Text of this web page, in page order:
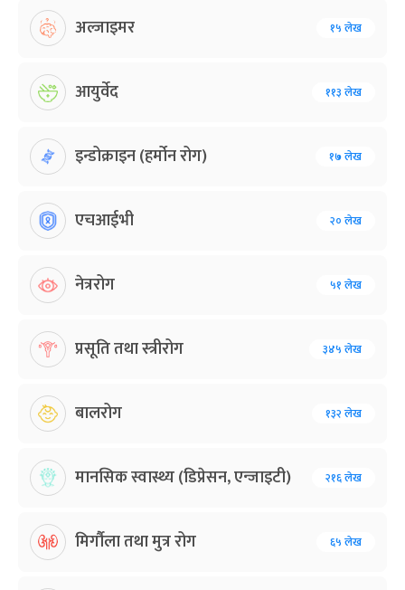
अल्जाइमर १५ लेख
आयुर्वेद ११३ लेख
इन्डोक्राइन (हर्मोन रोग) १७ लेख
एचआईभी २० लेख
नेत्ररोग ५१ लेख
प्रसूति तथा स्त्रीरोग ३४५ लेख
बालरोग १३२ लेख
मानसिक स्वास्थ्य (डिप्रेसन, एन्जाइटी) २१६ लेख
मिर्गौला तथा मुत्र रोग ६५ लेख